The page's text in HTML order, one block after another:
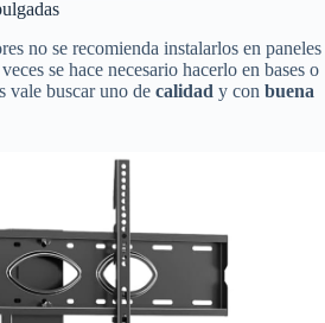
no se recomienda instalarlos en paneles
se hace necesario hacerlo en bases o
vale buscar uno de calidad y con buena